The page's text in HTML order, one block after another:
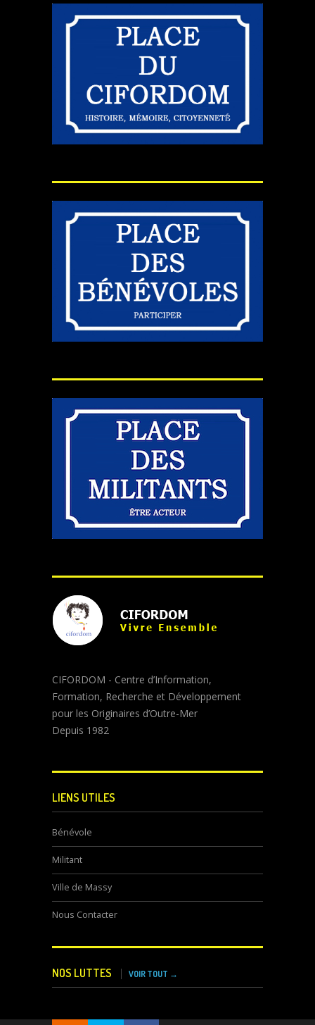
CIFORDOM - Centre d’Information,
Formation, Recherche et Développement
pour les Originaires d’Outre-Mer
Depuis 1982
LIENS UTILES
Bénévole
Militant
Ville de Massy
Nous Contacter
NOS LUTTES VOIR TOUT →